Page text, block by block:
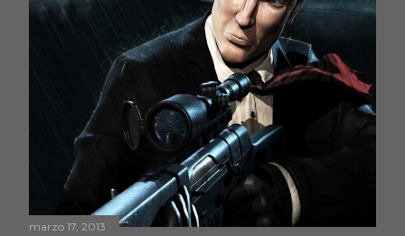
marzo 17, 2013